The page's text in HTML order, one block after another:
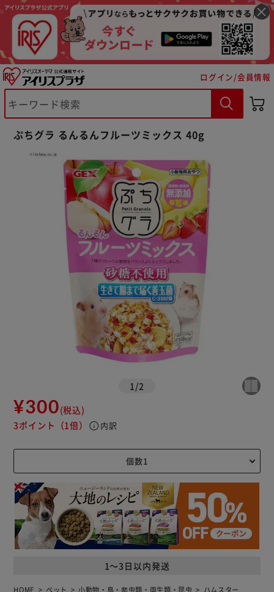
ログイン/会員情報
ぷちグラ るんるんフルーツミックス 40g
1 /2
¥300(税込)
3ポイント （1倍） info 内訳
1～3日以内発送
HOME ペット 小動物・鳥・爬虫類・両生類・昆虫 ハムスター
※ご確認ください